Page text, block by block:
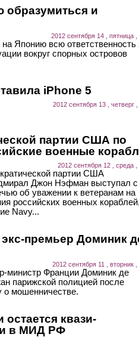
образумиться и
2012 сентября 14 , пятница ,
на Японию всю ответственность
вокруг спорных островов
iPhone 5
2012 сентября 13 , четверг ,
партии США по
военные
2012 сентября 12 , среда ,
партии США
Джон Нэфман выступал с
об уважении к ветеранам на
российских военных
Navy...
премьер Доминик
2012 сентября 11 , вторник ,
министр Франции Доминик де
парижской полицией после
о мошенничестве.
квази-
в МИД РФ